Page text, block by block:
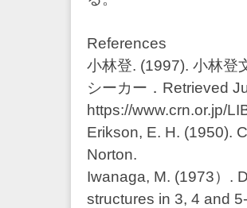
References
小林登. (1997). 小林登
シーカー．Retrieved
https://www.crn.or.jp/
Erikson, E. H. (1950).
Norton.
Iwanaga, M. (1973）.
structures in 3, 4 and